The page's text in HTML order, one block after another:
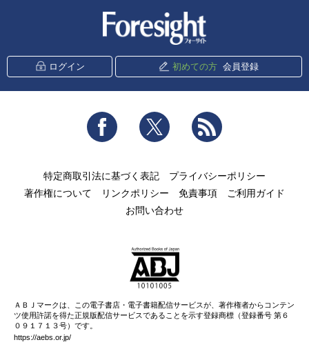
ログイン 初めての方 会員登録
Facebook Twitter
特定商取引法に基づく表記
プライバシーポリシー
著作権について
リンクポリシー 免責事項
ご利用ガイド
お問い合わせ
ＡＢＪマークは、この電子書店・電子書籍配信サービスが、著作権者からコンテン
ツ使用許諾を得た正規版配信サービスであることを示す登録商標（登録番号 第６
０９１７１３号）です。
https://aebs.or.jp/